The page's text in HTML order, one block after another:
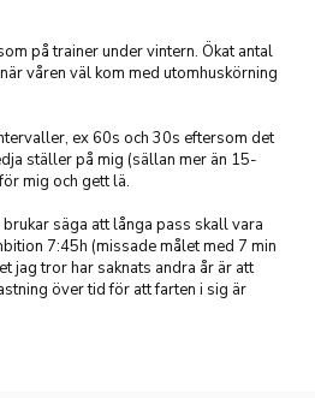
på trainer under vintern. Ökat antal
våren väl kom med utomhuskörning
ex 60s och 30s eftersom det
ställer på mig (sällan mer än 15-
mig och gett lä.
säga att långa pass skall vara
7:45h (missade målet med 7 min
jag tror har saknats andra år är att
över tid för att farten i sig är